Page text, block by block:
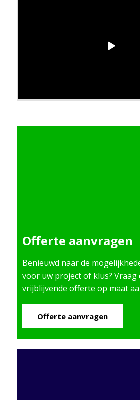
Offerte aanvragen
Benieuwd naar de
voor uw project of klus? Vraag
vrijblijvende offerte op maat
Offerte aanvragen